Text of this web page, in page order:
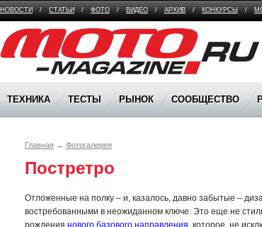
НОВОСТИ / СТАТЬИ / ФОТО / ВИДЕО / АРХИВ / КОНКУРСЫ /
Moto Magazine
ТЕХНИКА ТЕСТЫ РЫНОК СООБЩЕСТВО
Главная → Фотогалерея
Постретро
Отложенные на полку – и, казалось, давно забытые –
востребованными в неожиданном ключе. Это еще не
рождения нового базового направления, которое, не